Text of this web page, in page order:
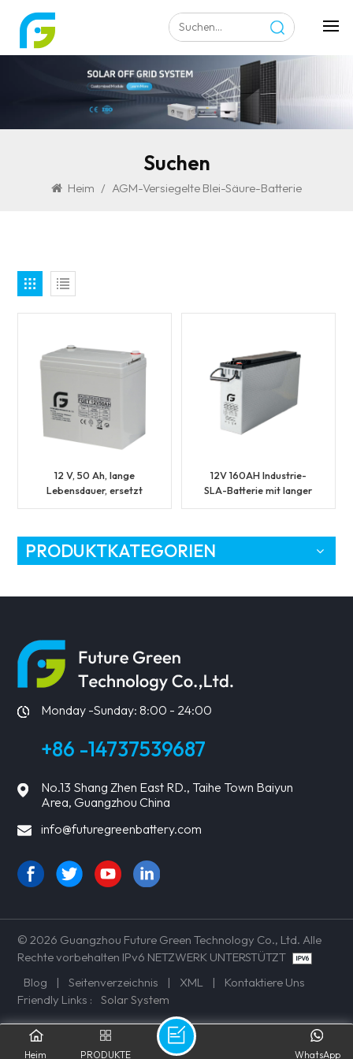
Suchen
Heim / AGM-Versiegelte Blei-Säure-Batterie
12 V, 50 Ah, lange
Lebensdauer, ersetzt
12V 160AH Industrie-
SLA-Batterie mit langer
PRODUKTKATEGORIEN
Monday -Sunday: 8:00 - 24:00
+86 -14737539687
No.13 Shang Zhen East RD., Taihe Town Baiyun
Area, Guangzhou China
info@futuregreenbattery.com
© 2026 Guangzhou Future Green Technology Co., Ltd. Alle
Rechte vorbehalten IPv6 NETZWERK UNTERSTÜTZT
Blog
| Seitenverzeichnis | XML |
Kontaktiere Uns
Friendly Links :
Solar System
Heim PRODUKTE WhatsApp